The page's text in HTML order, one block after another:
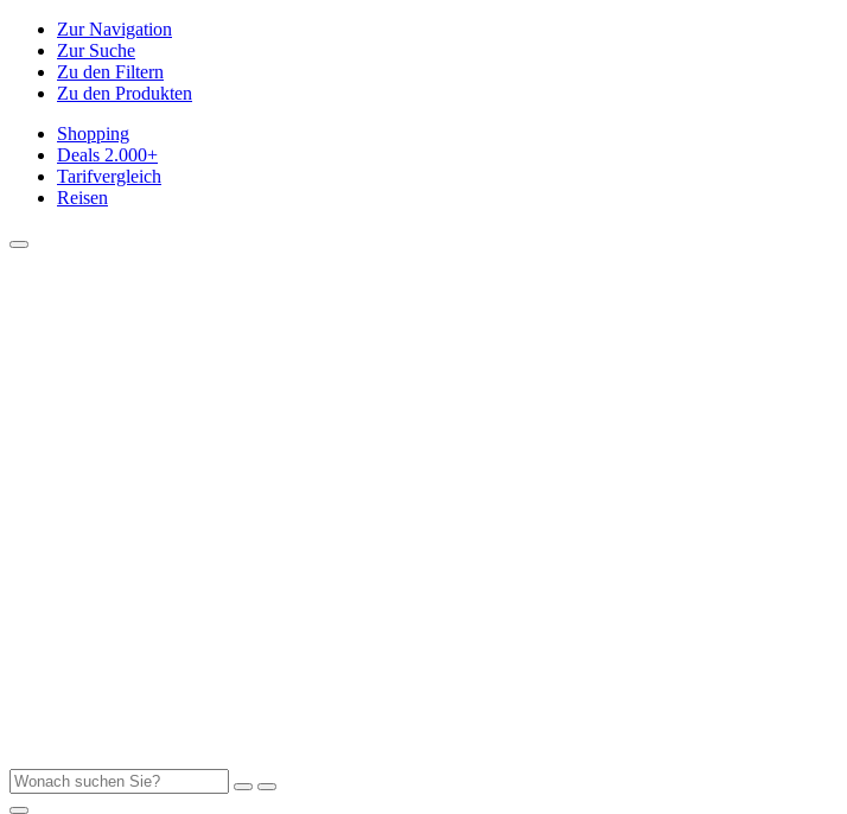
Zur Navigation
Zur Suche
Zu den Filtern
Zu den Produkten
Shopping
Deals 2.000+
Tarifvergleich
Reisen